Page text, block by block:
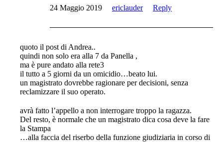
24 Maggio 2019
ericlauder Reply
quoto il post di Andrea..
quindi non solo era alla 7 da Panella ,
ma è pure andato alla rete3
il tutto a 5 giorni da un omicidio…beato lui.
un magistrato dovrebbe ragionare per decisioni, senza
reclamizzare il suo operato.
avrà fatto l’appello a non interrogare troppo la ragazza.
Del resto, è normale che un magistrato dica cosa deve la fare
la Stampa
…alla faccia del riserbo della funzione giudiziaria in corso di